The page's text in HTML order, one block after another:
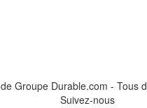
de Groupe Durable.com - Tous
Suivez-nous